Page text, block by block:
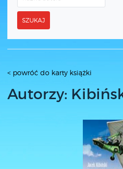
SZUKAJ
< powróć do karty książki
Autorzy: